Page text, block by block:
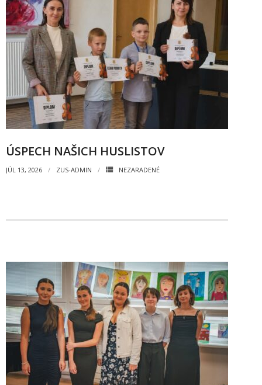
- Mlčanlivosť
- Návrh na začatie konania o ochrane os.údajov
- Súhlas so spracovaním osobných údajov
FAQ
ÚSPECH NAŠICH HUSLISTOV
JÚL 13, 2026 ZUS-ADMIN NEZARADENÉ